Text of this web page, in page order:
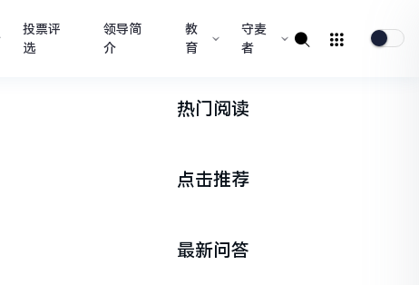
投票评
选
领导简
介
教
育
守麦
者
热门阅读
点击推荐
最新问答